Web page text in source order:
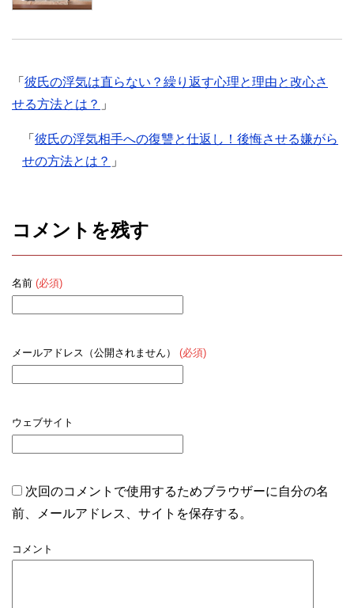
「 彼氏の浮気は直らない？繰り返す心理と理由と改心さ
せる方法とは？ 」
「 彼氏の浮気相手への復讐と仕返し！後悔させる嫌がら
せの方法とは？ 」
コメントを残す
名前 (必須)
メールアドレス（公開されません） (必須)
ウェブサイト
次回のコメントで使用するためブラウザーに自分の名
前、メールアドレス、サイトを保存する。
コメント